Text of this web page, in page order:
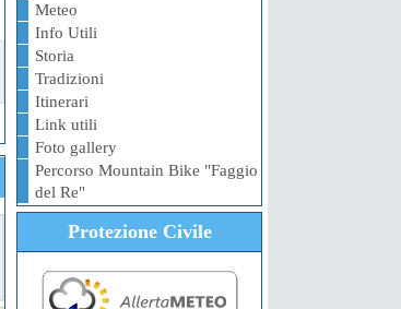
Meteo
Info Utili
Storia
Tradizioni
Itinerari
Link utili
Foto gallery
Percorso Mountain Bike "Faggio
del Re"
Protezione Civile